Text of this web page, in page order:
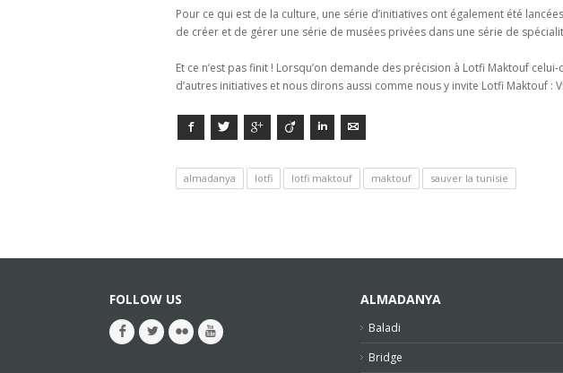
Pour ce qui est de la culture, une série d’initiatives ont également été
de créer et de gérer une série de musées privées dans une série de
Et ce n’est pas finit ! Lorsqu’on demande des précision à Lotfi Maktouf
d’autres initiatives et nous dirons aussi comme nous y invite Lotfi Maktouf :
Facebook TwitterGoogle+ ViadeoLinkedInE-mail
almadanya lotfi lotfi maktouf maktouf sauver la tunisie
FOLLOW US ALMADANYA
Baladi
Bridge